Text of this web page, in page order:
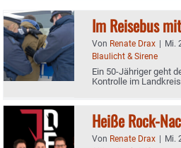
Im Reisebus
Von Renate Drax | Mi.
Blaulicht & Sirene
Ein 50-Jähriger geht
Kontrolle im
Heiße Rock-
Von Renate Drax | Mi.